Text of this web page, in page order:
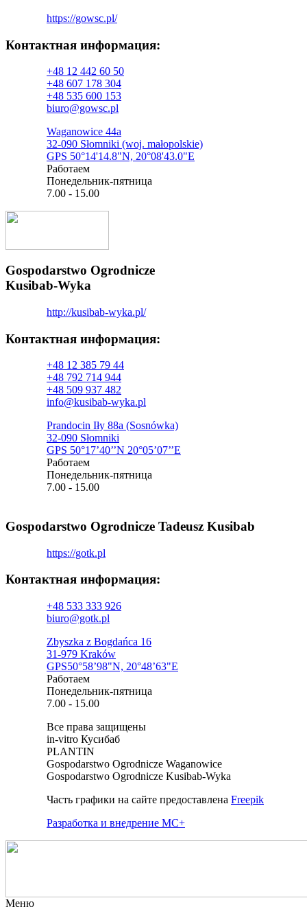
https://gowsc.pl/
Контактная информация:​
+48 12 442 60 50
+48 607 178 304
+48 535 600 153
biuro@gowsc.pl
Waganowice 44a
32-090 Słomniki (woj. małopolskie)
GPS 50°14'14.8"N, 20°08'43.0"E
Pаботаем
Понедельник-пятница
7.00 - 15.00
Gospodarstwo Ogrodnicze
Kusibab-Wyka
http://kusibab-wyka.pl/
Контактная информация:​
+48 12 385 79 44
+48 792 714 944
+48 509 937 482
info@kusibab-wyka.pl
Prandocin Iły 88a (Sosnówka)
32-090 Słomniki
GPS 50°17’40’’N 20°05’07’’E
Pаботаем
Понедельник-пятница
7.00 - 15.00
Gospodarstwo Ogrodnicze Tadeusz Kusibab
https://gotk.pl
Контактная информация:​
+48 533 333 926
biuro@gotk.pl
Zbyszka z Bogdańca 16
31-979 Kraków
GPS50°58’98"N, 20°48’63"E
Pаботаем
Понедельник-пятница
7.00 - 15.00
Все права защищены
in-vitro Кусибаб
PLANTIN
Gospodarstwo Ogrodnicze Waganowice
Gospodarstwo Ogrodnicze Kusibab-Wyka
Часть графики на сайте предоставлена Freepik
Разработка и внедрение MC+
Меню